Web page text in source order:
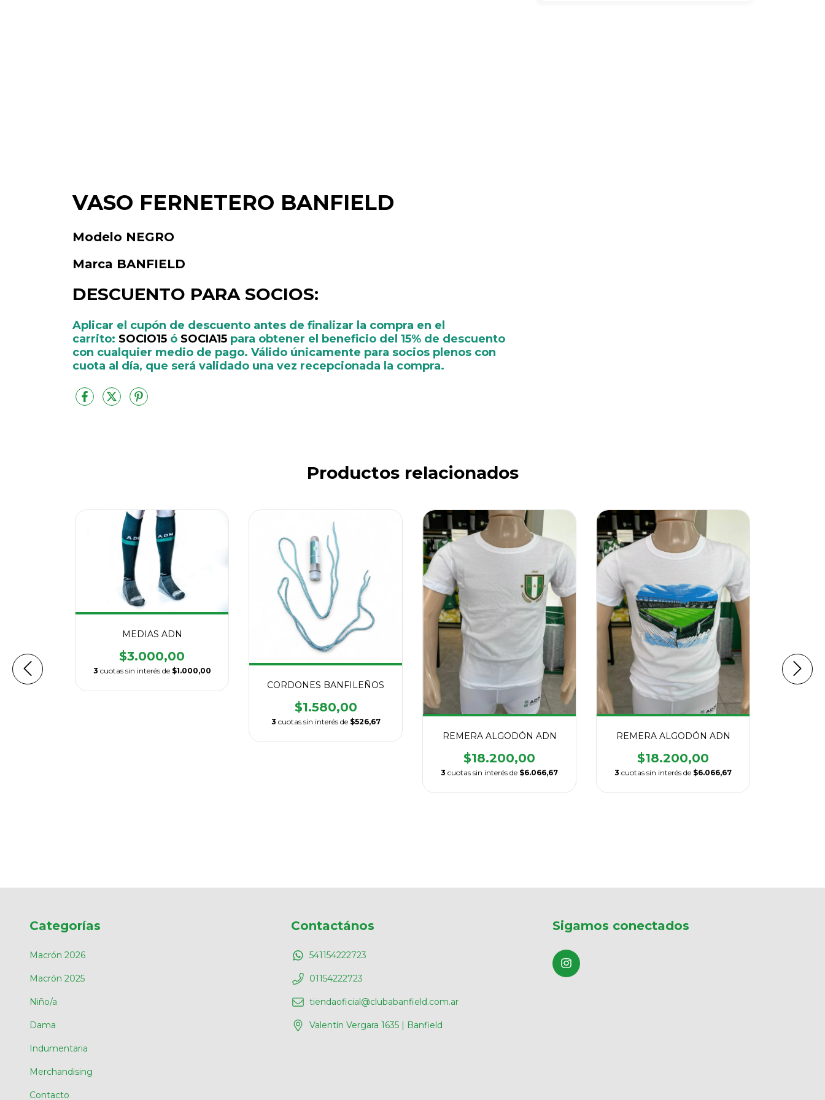
VASO FERNETERO BANFIELD
Modelo NEGRO
Marca BANFIELD
DESCUENTO PARA SOCIOS:
Aplicar el cupón de descuento antes de finalizar la compra en el
carrito: SOCIO15 ó SOCIA15 para obtener el beneficio del 15% de descuento
con cualquier medio de pago. Válido únicamente para socios plenos con
cuota al día, que será validado una vez recepcionada la compra.
Productos relacionados
MEDIAS ADN
$3.000,00
3 cuotas sin interés de $1.000,00
CORDONES BANFILEÑOS
$1.580,00
3 cuotas sin interés de $526,67
REMERA ALGODÓN ADN
$18.200,00
3 cuotas sin interés de $6.066,67
REMERA ALGODÓN ADN
$18.200,00
3 cuotas sin interés de $6.066,67
Categorías
Macrón 2026
Macrón 2025
Niño/a
Dama
Indumentaria
Merchandising
Contacto
Contactános
541154222723
01154222723
tiendaoficial@clubabanfield.com.ar
Valentín Vergara 1635 | Banfield
Sigamos conectados